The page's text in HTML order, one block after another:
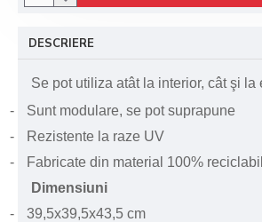
DESCRIERE
Se pot utiliza atât la interior, cât şi la
-
Sunt modulare, se pot suprapune
-
Rezistente la raze UV
-
Fabricate din material 100% reciclabil
Dimensiuni
-
39,5x39,5x43,5 cm